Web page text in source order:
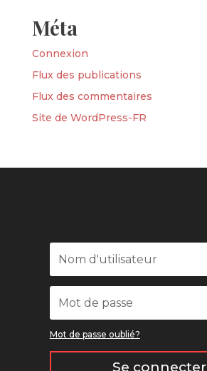
Méta
Connexion
Flux des publications
Flux des commentaires
Site de WordPress-FR
Mot de passe oublié?
Se connecter